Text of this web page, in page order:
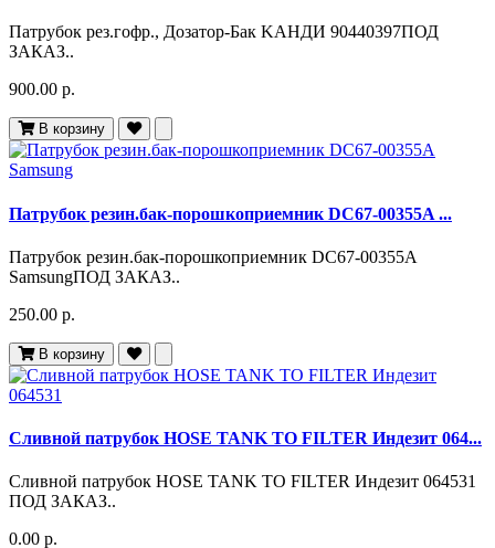
Патрубок рез.гофр., Дозатор-Бак KАНДИ 90440397ПОД
ЗАКАЗ..
900.00 р.
В корзину
Патрубок резин.бак-порошкоприемник DC67-00355A ...
Патрубок резин.бак-порошкоприемник DC67-00355A
SamsungПОД ЗАКАЗ..
250.00 р.
В корзину
Сливной патрубок HOSE TANK TO FILTER Индезит 064...
Сливной патрубок HOSE TANK TO FILTER Индезит 064531
ПОД ЗАКАЗ..
0.00 р.